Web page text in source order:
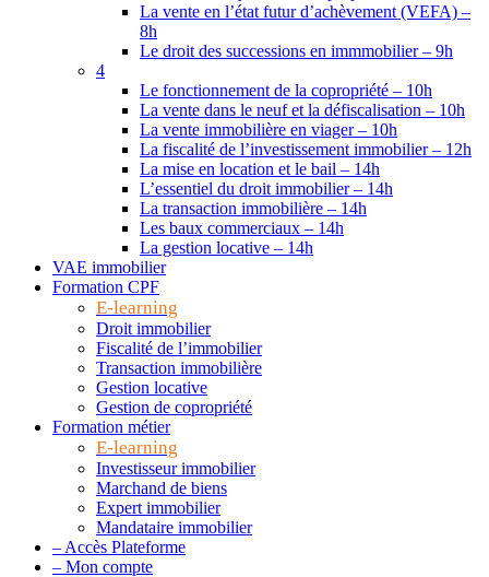
La vente en l’état futur d’achèvement (VEFA) –
8h
Le droit des successions en immmobilier – 9h
4
Le fonctionnement de la copropriété – 10h
La vente dans le neuf et la défiscalisation – 10h
La vente immobilière en viager – 10h
La fiscalité de l’investissement immobilier – 12h
La mise en location et le bail – 14h
L’essentiel du droit immobilier – 14h
La transaction immobilière – 14h
Les baux commerciaux – 14h
La gestion locative – 14h
VAE immobilier
Formation CPF
E-learning
Droit immobilier
Fiscalité de l’immobilier
Transaction immobilière
Gestion locative
Gestion de copropriété
Formation métier
E-learning
Investisseur immobilier
Marchand de biens
Expert immobilier
Mandataire immobilier
– Accès Plateforme
– Mon compte